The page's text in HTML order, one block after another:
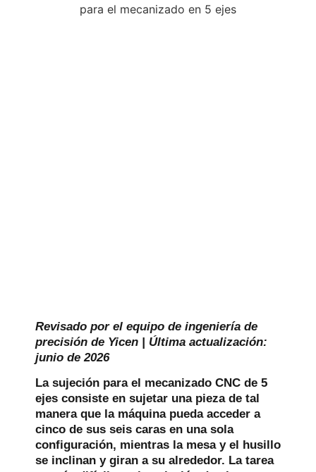
Revisado por el equipo de ingeniería de
precisión de Yicen | Última actualización:
junio de 2026
La sujeción para el mecanizado CNC de 5
ejes consiste en sujetar una pieza de tal
manera que la máquina pueda acceder a
cinco de sus seis caras en una sola
configuración, mientras la mesa y el husillo
se inclinan y giran a su alrededor. La tarea